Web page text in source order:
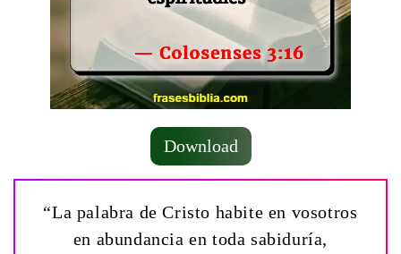
Download
“La palabra de Cristo habite en vosotros
en abundancia en toda sabiduría,